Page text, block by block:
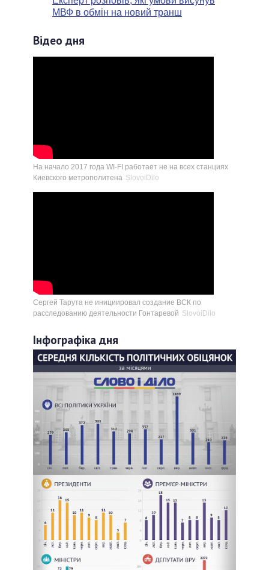
МВФ в обмін на новий транш
Відео дня
На начало 2017 года WI-FI работает не на всех станциях
Киевского метрополитена SlovoiDilo
Сергей Тарута не инициировал создание ВСК по
расследованию деятельности Гонтаревой SlovoiDilo
Інфографіка дня